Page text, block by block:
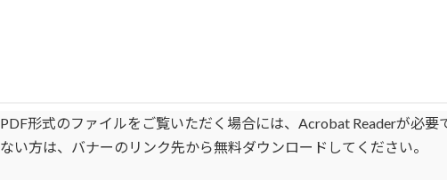
PDF形式のファイルをご覧いただく場合には、Acrobat Readerが必要
ない方は、バナーのリンク先から無料ダウンロードしてください。